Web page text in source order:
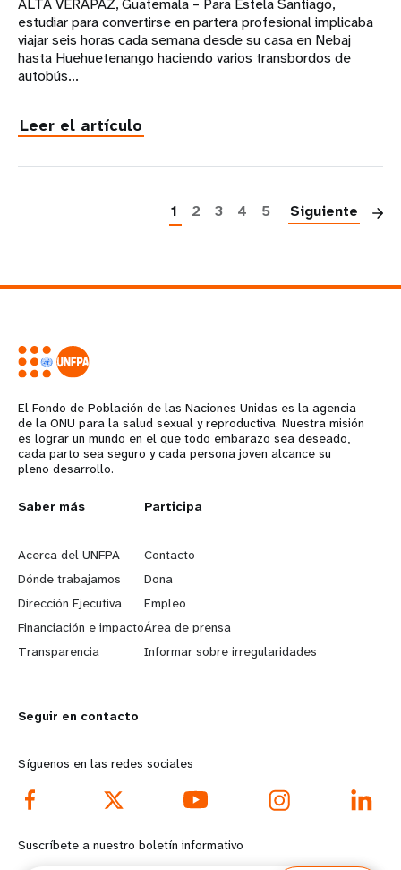
estudiar para convertirse en partera profesional implicaba
viajar seis horas cada semana desde su casa en Nebaj
hasta Huehuetenango haciendo varios transbordos de
autobús...
Leer el artículo
1 2 3 4 5 Siguiente
El Fondo de Población de las Naciones Unidas es la agencia
de la ONU para la salud sexual y reproductiva. Nuestra misión
es lograr un mundo en el que todo embarazo sea deseado,
cada parto sea seguro y cada persona joven alcance su
pleno desarrollo.
L
e
a
r
n
o
r
e
f
Saber más
Acerca del UNFPA
Dónde trabajamos
Dirección Ejecutiva
Financiación e impacto
Transparencia
G
o
b
e
y
d
o
Participa
Contacto
Dona
Empleo
Área de prensa
Informar sobre irregularidades
Seguir en contacto
Síguenos en las redes sociales
Suscríbete a nuestro boletín informativo